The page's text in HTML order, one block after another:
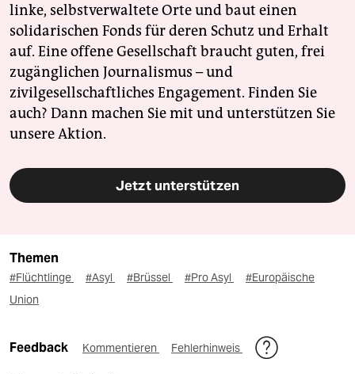
linke, selbstverwaltete Orte und baut einen
solidarischen Fonds für deren Schutz und Erhalt
auf. Eine offene Gesellschaft braucht guten, frei
zugänglichen Journalismus – und
zivilgesellschaftliches Engagement. Finden Sie
auch? Dann machen Sie mit und unterstützen Sie
unsere Aktion.
Jetzt unterstützen
Themen
#Flüchtlinge #Asyl #Brüssel #Pro Asyl
#Europäische
Union
Feedback Kommentieren Fehlerhinweis